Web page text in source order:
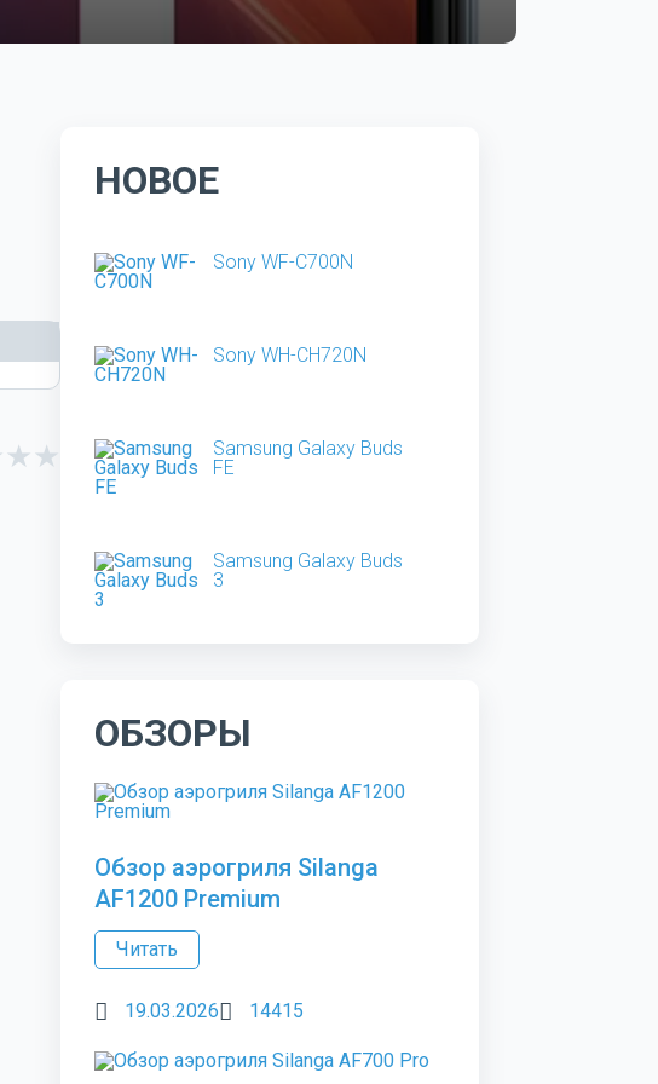
НОВОЕ
Sony WF-C700N
Sony WH-CH720N
Samsung Galaxy Buds
FE
Samsung Galaxy Buds
3
ОБЗОРЫ
Обзор аэрогриля Silanga
AF1200 Premium
Читать
19.03.2026 14415